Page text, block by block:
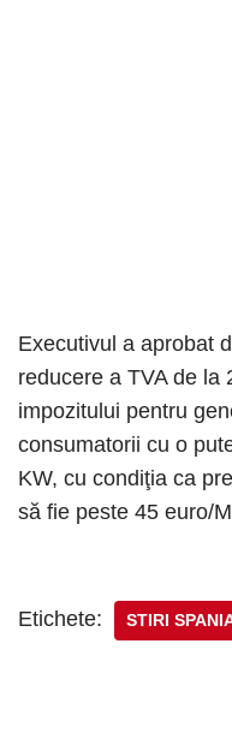
Executivul a aprobat
reducere a TVA de la
impozitului pentru
consumatorii cu o
KW, cu condiţia ca
să fie peste 45 euro/
Etichete: STIRI